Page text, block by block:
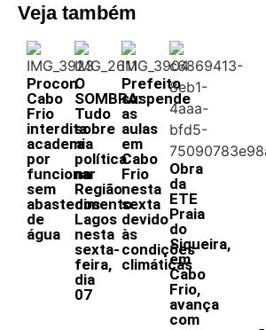
Veja também
Procon
Cabo
Frio
interdita
academia
por
funcionar
sem
abastecimento
de
água
O
SOMBRA:
Tudo
sobre
a
política
na
Região
dos
Lagos
nesta
sexta-
feira,
dia
07
Prefeito
suspende
as
aulas
em
Cabo
Frio
nesta
sexta
devido
às
condições
climáticas
Obra
da
ETE
Praia
do
Siqueira,
em
Cabo
Frio,
avança
com